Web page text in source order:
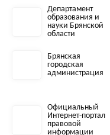
Департамент
образования и
науки Брянской
области
Брянская
городская
администрация
Официальный
Интернет-портал
правовой
информации